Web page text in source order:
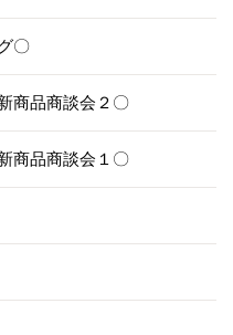
〇
商品商談会２〇
商品商談会１〇